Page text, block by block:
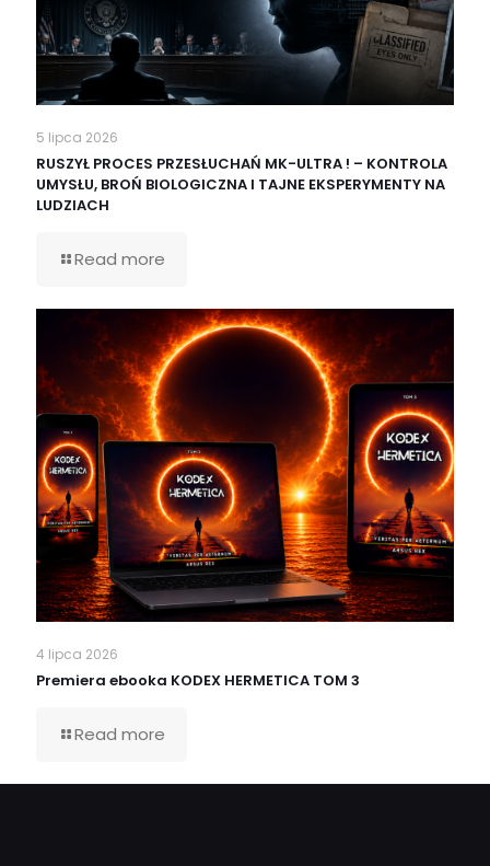
5 lipca 2026
RUSZYŁ PROCES PRZESŁUCHAŃ MK-ULTRA ! – KONTROLA
UMYSŁU, BROŃ BIOLOGICZNA I TAJNE EKSPERYMENTY NA
LUDZIACH
Read more
4 lipca 2026
Premiera ebooka KODEX HERMETICA TOM 3
Read more